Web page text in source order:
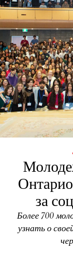
за
Более 700
узнать о